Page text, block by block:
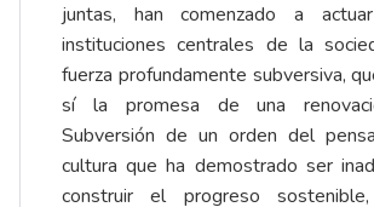
juntas, han comenzado a
instituciones centrales de la
fuerza profundamente subversiva,
sí la promesa de una
Subversión de un orden del
cultura que ha demostrado ser
construir el progreso